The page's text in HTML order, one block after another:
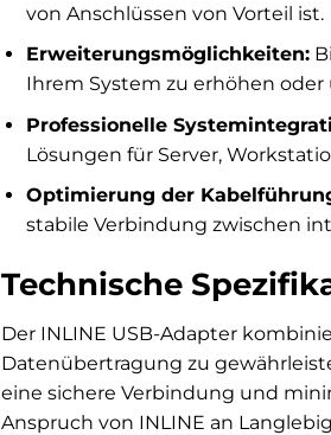
von Anschlüssen von Vorteil ist.
Erweiterungsmöglichkeiten:
Ihrem System zu erhöhen
Professionelle
Lösungen für Server,
Optimierung der
stabile Verbindung zwischen
Technische
Der INLINE USB-Adapter
Datenübertragung zu
eine sichere Verbindung und
Anspruch von INLINE an